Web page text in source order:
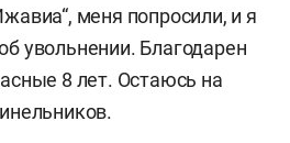
меня попросили, и я
увольнении. Благодарен
8 лет. Остаюсь на